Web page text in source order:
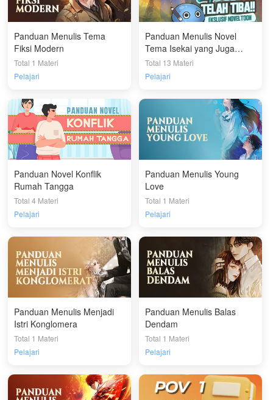
Panduan Menulis Tema
Fiksi Modern
Total 1 Materi
Pelajari
Panduan Menulis Novel
Tema Isekai yang Juga
Dapat Dipahami Slime
Total 13 Materi
Pelajari
Panduan Novel Konflik
Rumah Tangga
Total 4 Materi
Pelajari
Panduan Menulis Young
Love
Total 1 Materi
Pelajari
Panduan Menulis Menjadi
Istri Konglomera
Total 1 Materi
Pelajari
Panduan Menulis Balas
Dendam
Total 1 Materi
Pelajari